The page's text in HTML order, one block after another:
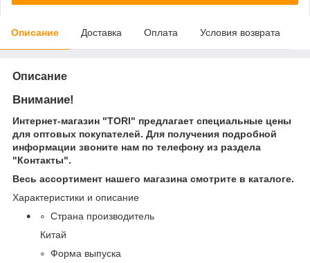
Описание Доставка Оплата Условия возврата
Описание
Внимание!
Интернет-магазин "TORI" предлагает специальные цены
для оптовых покупателей. Для получения подробной
информации звоните нам по телефону из раздела
"Контакты".
Весь ассортимент нашего магазина смотрите в каталоге.
Характеристики и описание
Страна производитель
Китай
Форма выпуска